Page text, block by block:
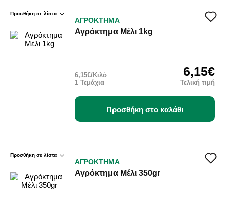
Προσθήκη σε λίστα
ΑΓΡΟΚΤΗΜΑ
Αγρόκτημα Μέλι 1kg
6,15€
Τελική τιμή
1 Τεμάχια
6,15€/Κιλό
Προσθήκη στο καλάθι
Προσθήκη σε λίστα
ΑΓΡΟΚΤΗΜΑ
Αγρόκτημα Μέλι 350gr